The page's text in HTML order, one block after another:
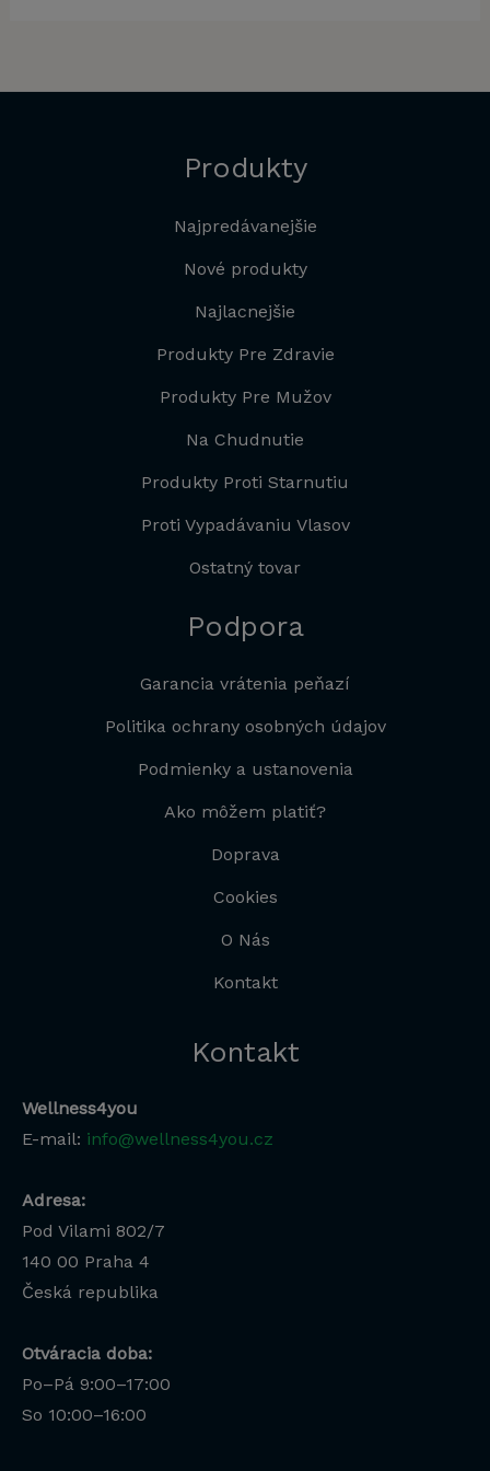
Produkty
Najpredávanejšie
Nové produkty
Najlacnejšie
Produkty Pre Zdravie
Produkty Pre Mužov
Na Chudnutie
Produkty Proti Starnutiu
Proti Vypadávaniu Vlasov
Ostatný tovar
Podpora
Garancia vrátenia peňazí
Politika ochrany osobných údajov
Podmienky a ustanovenia
Ako môžem platiť?
Doprava
Cookies
O Nás
Kontakt
Kontakt
Wellness4you
E-mail: info@wellness4you.cz
Adresa:
Pod Vilami 802/7
140 00 Praha 4
Česká republika
Otváracia doba:
Po–Pá 9:00–17:00
So 10:00–16:00
Lucia